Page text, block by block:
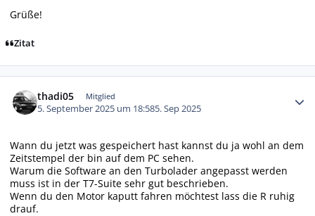
Grüße!
Zitat
thadi05 Mitglied
5. September 2025 um 18:585. Sep 2025
Wann du jetzt was gespeichert hast kannst du ja wohl an dem
Zeitstempel der bin auf dem PC sehen.
Warum die Software an den Turbolader angepasst werden
muss ist in der T7-Suite sehr gut beschrieben.
Wenn du den Motor kaputt fahren möchtest lass die R ruhig
drauf.